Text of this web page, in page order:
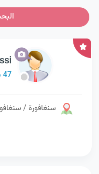
47 سنة من المغرب
سنغافورة /